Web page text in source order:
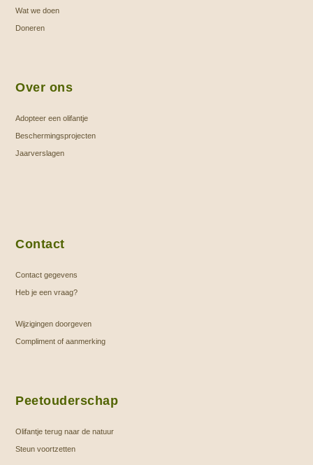
Wat we doen
Doneren
Over ons
Adopteer een olifantje
Beschermingsprojecten
Jaarverslagen
Contact
Contact gegevens
Heb je een vraag?
Wijzigingen doorgeven
Compliment of aanmerking
Peetouderschap
Olifantje terug naar de natuur
Steun voortzetten